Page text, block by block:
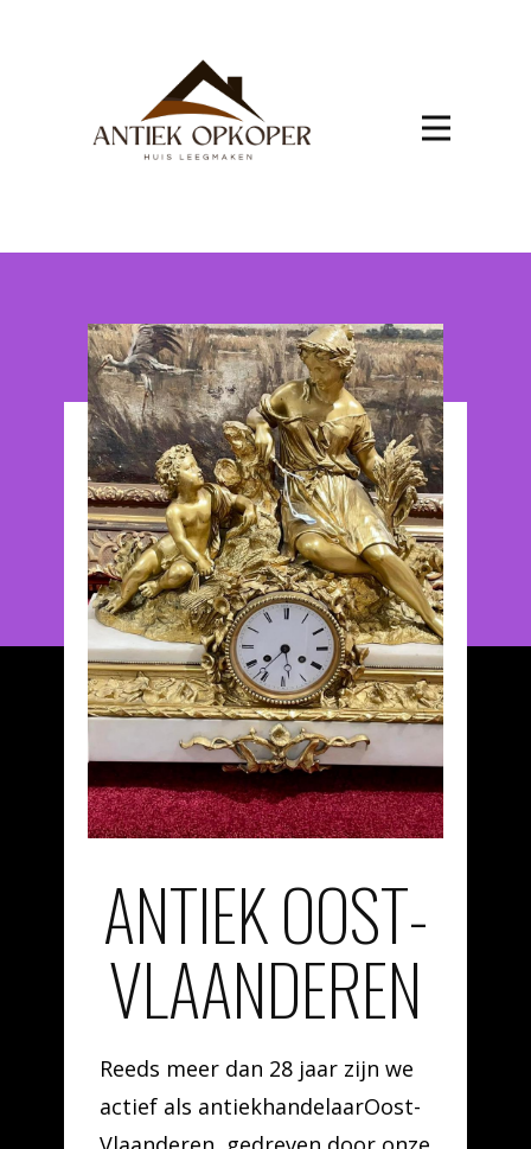
ANTIEK OOST-
VLAANDEREN
Reeds meer dan 28 jaar zijn we
actief als antiekhandelaarOost-